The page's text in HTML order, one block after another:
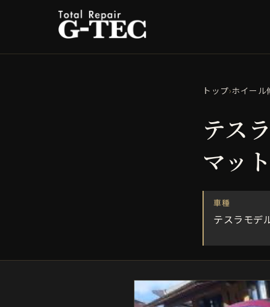
トップ›ホイール
テス
マッ
車種
テスラモデ